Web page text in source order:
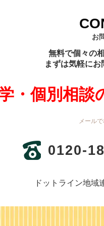
お
無料で個々の
まずは気軽にお
・個別相談
メール
0120-
ドットライン地域